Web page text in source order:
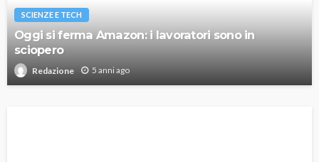
SCIENZE E TECH
Oggi si ferma Amazon: i lavoratori sono in
sciopero
Redazione 5 anni ago